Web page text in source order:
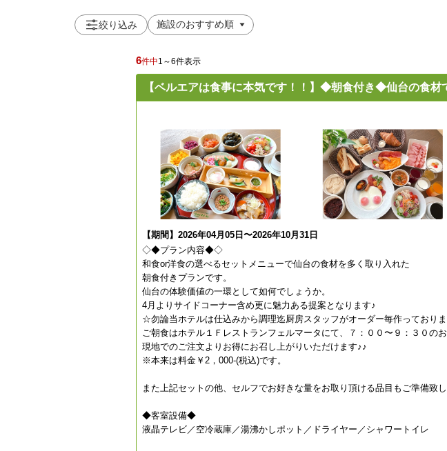
絞り込み
6件中1～6件表示
【ベルエアは食事に本気です！！】◆朝食付き◆仙台の食材
【期間】2026年04月05日〜2026年10月31日
◇◆プラン内容◆◇
和食or洋食の選べるセットメニューで仙台の食材を多く取り入れた
朝食付きプランです。
仙台の体験価値の一環として如何でしょうか。
4月よりサイドコーナー含め更に魅力ある提案となります♪
☆勿論当ホテルは仕込みから調理迄厨房スタッフがオーダー毎作っており
ご朝食はホテル１Ｆレストランフェルマータにて、７：００〜９：３０の
現地でのご注文よりお得にお召し上がりいただけます♪♪
※本来は料金￥2，000-(税込)です。
また上記セットの他、セルフでお好きな量をお取り頂ける品目もご準備致し
◆客室設備◆
液晶テレビ／空冷蔵庫／湯沸かしポット／ドライヤー／シャワートイレ